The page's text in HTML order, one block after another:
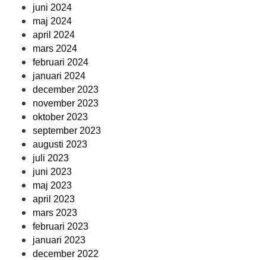
juni 2024
maj 2024
april 2024
mars 2024
februari 2024
januari 2024
december 2023
november 2023
oktober 2023
september 2023
augusti 2023
juli 2023
juni 2023
maj 2023
april 2023
mars 2023
februari 2023
januari 2023
december 2022